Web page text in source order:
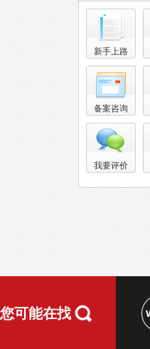
新手上路
备案咨询
我要评价
您可能在找